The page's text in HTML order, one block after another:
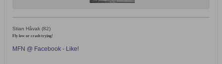
Stian Håvak (82)
Fly low or crash trying!
MFN @ Facebook - Like!